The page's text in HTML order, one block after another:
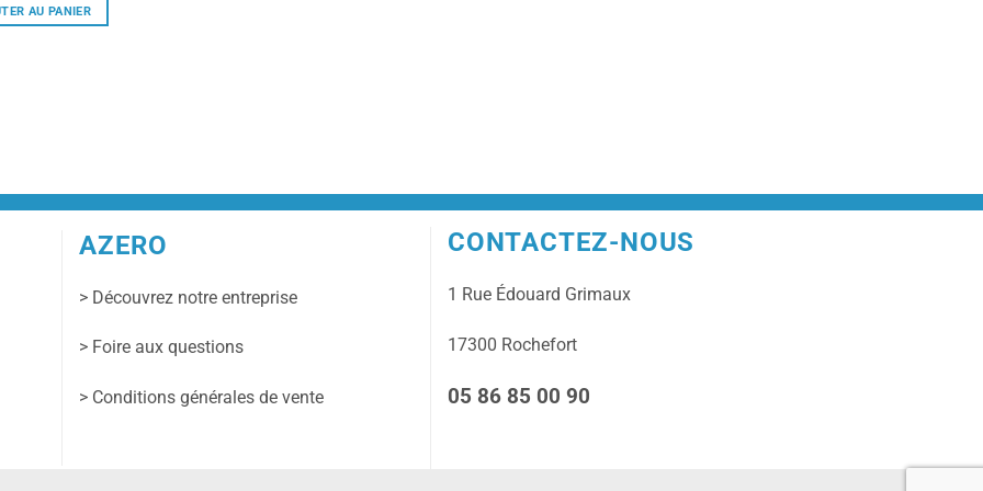
AU PANIER
AZERO
> Découvrez notre entreprise
> Foire aux questions
> Conditions générales de vente
CONTACTEZ-NOUS
1 Rue Édouard Grimaux
17300 Rochefort
05 86 85 00 90